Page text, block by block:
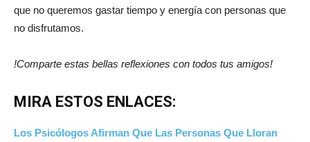
que no queremos gastar tiempo y energía con personas que
no disfrutamos.
!Comparte estas bellas reflexiones con todos tus amigos!
MIRA ESTOS ENLACES:
Los Psicólogos Afirman Que Las Personas Que Lloran